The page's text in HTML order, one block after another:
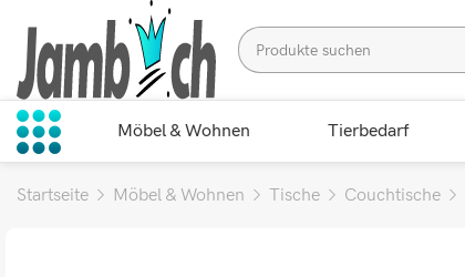
Möbel & Wohnen Tierbedarf
Startseite Möbel & Wohnen Tische Couchtische